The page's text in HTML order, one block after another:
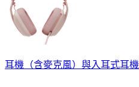
耳機（含麥克風）與入耳式耳機